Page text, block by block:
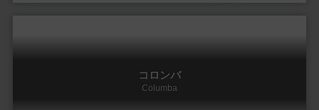
コロンバ
Columba